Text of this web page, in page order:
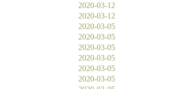
2020-03-12
2020-03-12
2020-03-05
2020-03-05
2020-03-05
2020-03-05
2020-03-05
2020-03-05